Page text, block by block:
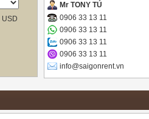
USD
Mr TONY TÚ
0906 33 13 11
0906 33 13 11
0906 33 13 11
0906 33 13 11
info@saigonrent.vn